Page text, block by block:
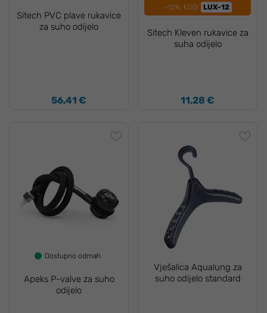
Sitech PVC plave rukavice
za suho odijelo
56,41 €
-12%, KOD:
LUX-12
Sitech Kleven rukavice za
suha odijelo
11,28 €
Dostupno odmah
Apeks P-valve za suho
odijelo
Vješalica Aqualung za
suho odijelo standard